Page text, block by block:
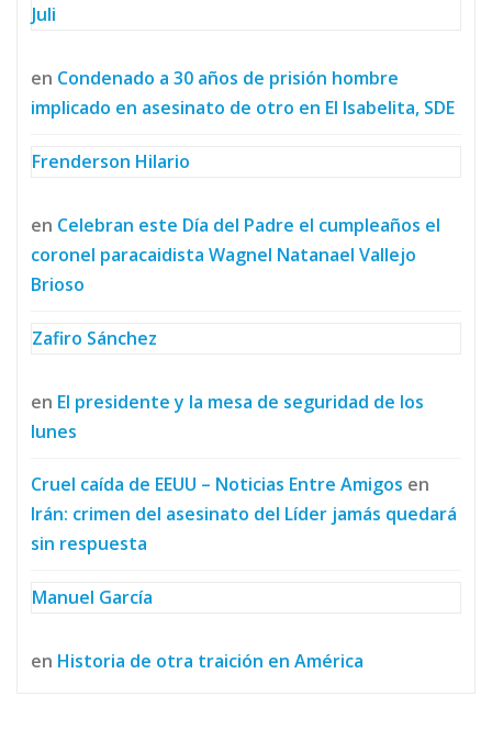
Juli
en Condenado a 30 años de prisión hombre
implicado en asesinato de otro en El Isabelita, SDE
Frenderson Hilario
en Celebran este Día del Padre el cumpleaños el
coronel paracaidista Wagnel Natanael Vallejo
Brioso
Zafiro Sánchez
en El presidente y la mesa de seguridad de los
lunes
Cruel caída de EEUU – Noticias Entre Amigos en
Irán: crimen del asesinato del Líder jamás quedará
sin respuesta
Manuel García
en Historia de otra traición en América